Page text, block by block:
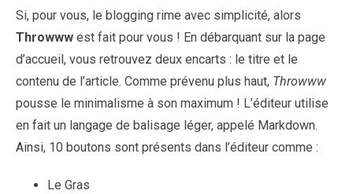
Si, pour vous, le blogging rime avec simplicité, alors
Throwww est fait pour vous ! En débarquant sur la page
d’accueil, vous retrouvez deux encarts : le titre et le
contenu de l’article. Comme prévenu plus haut, Throwww
pousse le minimalisme à son maximum ! L’éditeur utilise
en fait un langage de balisage léger, appelé Markdown.
Ainsi, 10 boutons sont présents dans l’éditeur comme :
Le Gras